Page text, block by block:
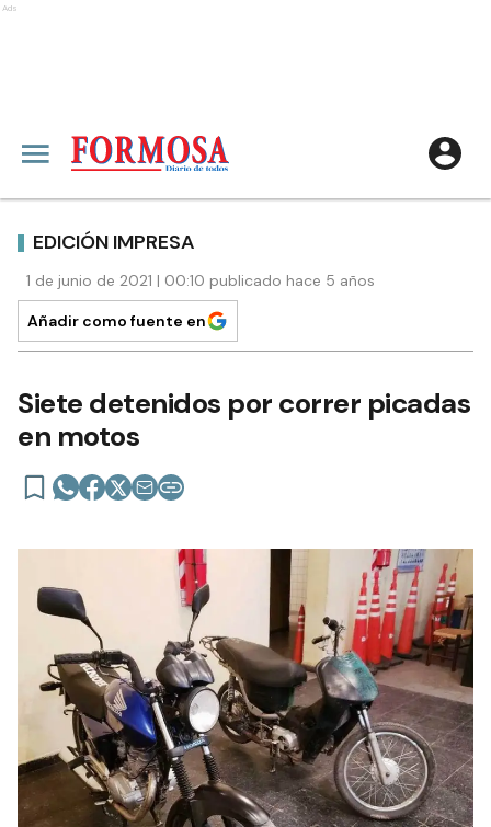
Ads
EDICIÓN IMPRESA
1 de junio de 2021 | 00:10 publicado hace 5 años
Añadir como fuente en
Siete detenidos por correr picadas
en motos